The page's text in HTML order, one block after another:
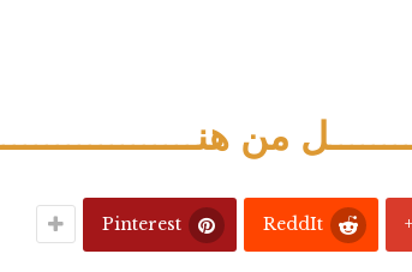
من
ReddIt
Pinterest